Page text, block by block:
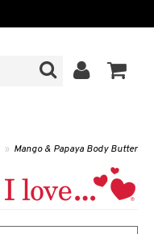
» Mango & Papaya Body Butter